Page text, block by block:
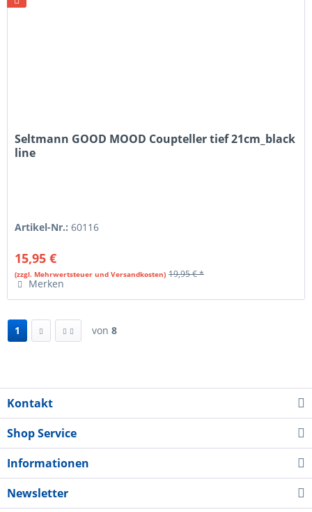
Seltmann GOOD MOOD Coupteller tief 21cm_black
line
Artikel-Nr.:60116
15,95 €
(zzgl. Mehrwertsteuer und Versandkosten) 19,95 € *
Merken
1 von 8
Kontakt
Shop Service
Informationen
Newsletter